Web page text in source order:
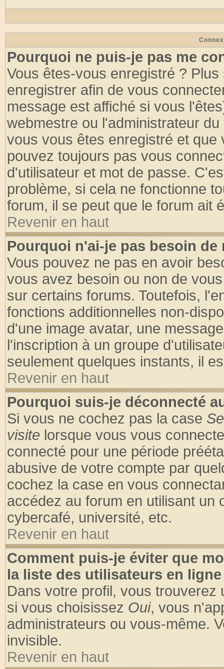
Pourquoi ne puis-je pas me
Vous êtes-vous enregistré ?
enregistrer afin de vous
message est affiché si vous
webmestre ou l'administrateur
vous vous êtes enregistré et
pouvez toujours pas vous
d'utilisateur et mot de passe.
problème, si cela ne fonctionne
forum, il se peut que le forum ait
Revenir en haut
Pourquoi n'ai-je pas besoin de
Vous pouvez ne pas en avoir
vous avez besoin ou non de
sur certains forums. Toutefois,
fonctions additionnelles non-
d'une image avatar, une
l'inscription à un groupe
seulement quelques instants, il
Revenir en haut
Pourquoi suis-je déconnecté
Si vous ne cochez pas la case
visite lorsque vous vous
connecté pour une période
abusive de votre compte par
cochez la case en vous
accédez au forum en utilisant un
cybercafé, université, etc.
Revenir en haut
Comment puis-je éviter que
la liste des utilisateurs en
Dans votre profil, vous trouverez
si vous choisissez Oui, vous
administrateurs ou vous-même.
invisible.
Revenir en haut